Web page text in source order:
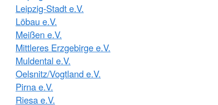
Leipzig-Stadt e.V.
Löbau e.V.
Meißen e.V.
Mittleres Erzgebirge e.V.
Muldental e.V.
Oelsnitz/Vogtland e.V.
Pirna e.V.
Riesa e.V.